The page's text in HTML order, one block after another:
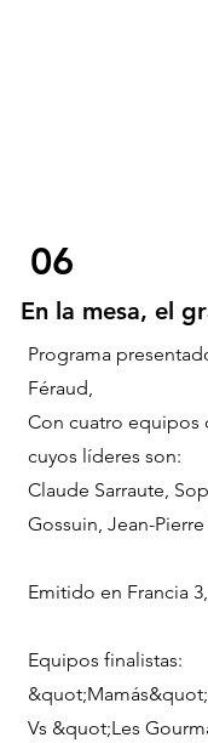
06
En la mesa, el
Programa
Féraud,
Con cuatro equipos
cuyos líderes son:
Claude Sarraute,
Gossuin, Jean-
Emitido en Francia 3,
Equipos finalistas:
Vs &quot;Les